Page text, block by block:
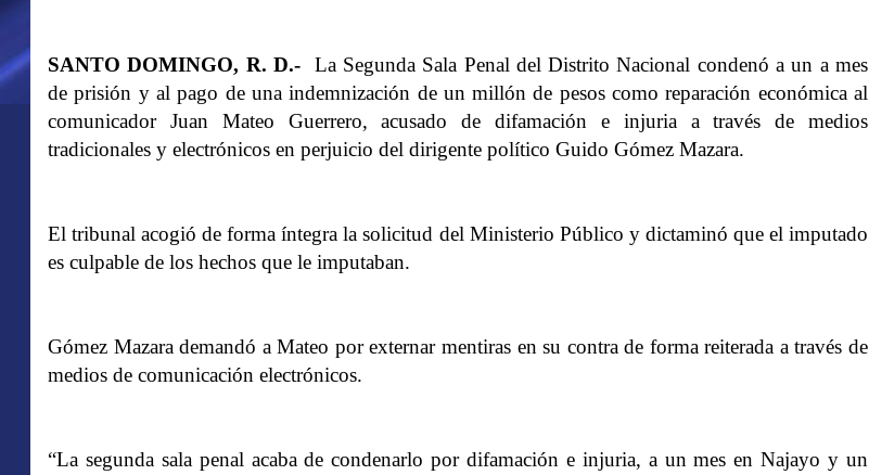
SANTO DOMINGO, R. D.-La Segunda Sala Penal del Distrito Nacional condenó a un a mes
de prisión y al pago de una indemnización de un millón de pesos como reparación económica al
comunicador Juan Mateo Guerrero, acusado de difamación e injuria a través de medios
tradicionales y electrónicos en perjuicio del dirigente político Guido Gómez Mazara.
El tribunal acogió de forma íntegra la solicitud del Ministerio Público y dictaminó que el imputado
es culpable de los hechos que le imputaban.
Gómez Mazara demandó a Mateo por externar mentiras en su contra de forma reiterada a través de
medios de comunicación electrónicos.
“La segunda sala penal acaba de condenarlo por difamación e injuria, a un mes en Najayo y un